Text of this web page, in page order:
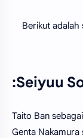
Berikut
Seiyuu
Taito Ban
Genta Nakamura